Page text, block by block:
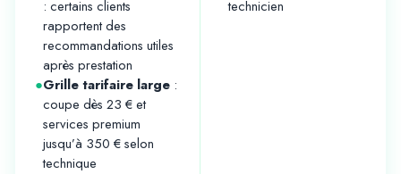
: certains clients
rapportent des
recommandations utiles
après prestation
●Grille tarifaire large :
coupe dès 23 € et
services premium
jusqu’à 350 € selon
technique
technicien